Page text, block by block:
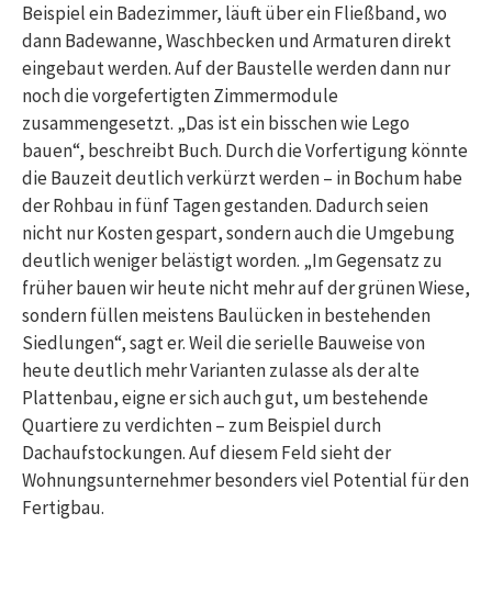
Beispiel ein Badezimmer, läuft über ein Fließband, wo
dann Badewanne, Waschbecken und Armaturen direkt
eingebaut werden. Auf der Baustelle werden dann nur
noch die vorgefertigten Zimmermodule
zusammengesetzt. „Das ist ein bisschen wie Lego
bauen“, beschreibt Buch. Durch die Vorfertigung könnte
die Bauzeit deutlich verkürzt werden – in Bochum habe
der Rohbau in fünf Tagen gestanden. Dadurch seien
nicht nur Kosten gespart, sondern auch die Umgebung
deutlich weniger belästigt worden. „Im Gegensatz zu
früher bauen wir heute nicht mehr auf der grünen Wiese,
sondern füllen meistens Baulücken in bestehenden
Siedlungen“, sagt er. Weil die serielle Bauweise von
heute deutlich mehr Varianten zulasse als der alte
Plattenbau, eigne er sich auch gut, um bestehende
Quartiere zu verdichten – zum Beispiel durch
Dachaufstockungen. Auf diesem Feld sieht der
Wohnungsunternehmer besonders viel Potential für den
Fertigbau.